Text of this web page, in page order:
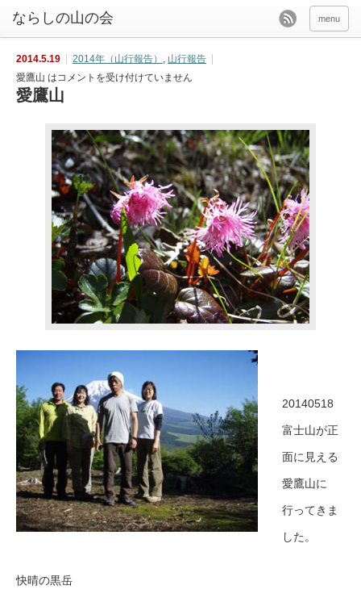
menu
2014.5.19 2014年（山行報告） , 山行報告
愛鷹山 はコメントを受け付けていません
愛鷹山
20140518
富士山が正
面に見える
愛鷹山に
行ってきま
した。
快晴の黒岳